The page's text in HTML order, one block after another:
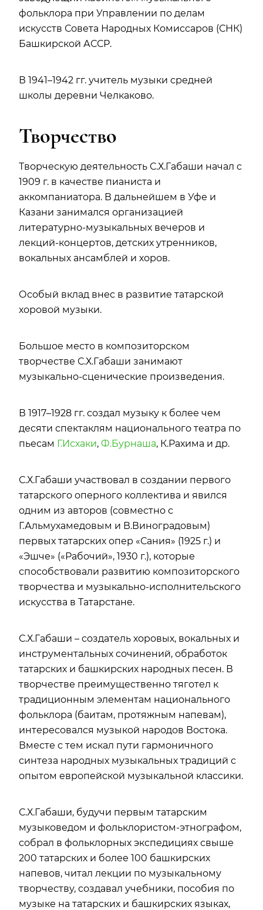
фольклора при Управлении по делам
искусств Совета Народных Комиссаров (СНК)
Башкирской АССР.
В 1941–1942 гг. учитель музыки средней
школы деревни Челкаково.
Творчество
Творческую деятельность С.Х.Габаши начал с
1909 г. в качестве пианиста и
аккомпаниатора. В дальнейшем в Уфе и
Казани занимался организацией
литературно-музыкальных вечеров и
лекций-концертов, детских утренников,
вокальных ансамблей и хоров.
Особый вклад внес в развитие татарской
хоровой музыки.
Большое место в композиторском
творчестве С.Х.Габаши занимают
музыкально-сценические произведения.
В 1917–1928 гг. создал музыку к более чем
десяти спектаклям национального театра по
пьесам Г.Исхаки, Ф.Бурнаша, К.Рахима и др.
С.Х.Габаши участвовал в создании первого
татарского оперного коллектива и явился
одним из авторов (совместно с
Г.Альмухамедовым и В.Виноградовым)
первых татарских опер «Сания» (1925 г.) и
«Эшче» («Рабочий», 1930 г.), которые
способствовали развитию композиторского
творчества и музыкально-исполнительского
искусства в Татарстане.
С.Х.Габаши – создатель хоровых, вокальных и
инструментальных сочинений, обработок
татарских и башкирских народных песен. В
творчестве преимущественно тяготел к
традиционным элементам национального
фольклора (баитам, протяжным напевам),
интересовался музыкой народов Востока.
Вместе с тем искал пути гармоничного
синтеза народных музыкальных традиций с
опытом европейской музыкальной классики.
С.Х.Габаши, будучи первым татарским
музыковедом и фольклористом-этнографом,
собрал в фольклорных экспедициях свыше
200 татарских и более 100 башкирских
напевов, читал лекции по музыкальному
творчеству, создавал учебники, пособия по
музыке на татарских и башкирских языках,